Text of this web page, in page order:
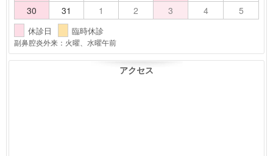
30
31 1 2 3 4 5
休診日 臨時休診
副鼻腔炎外来：火曜、水曜午前
アクセス